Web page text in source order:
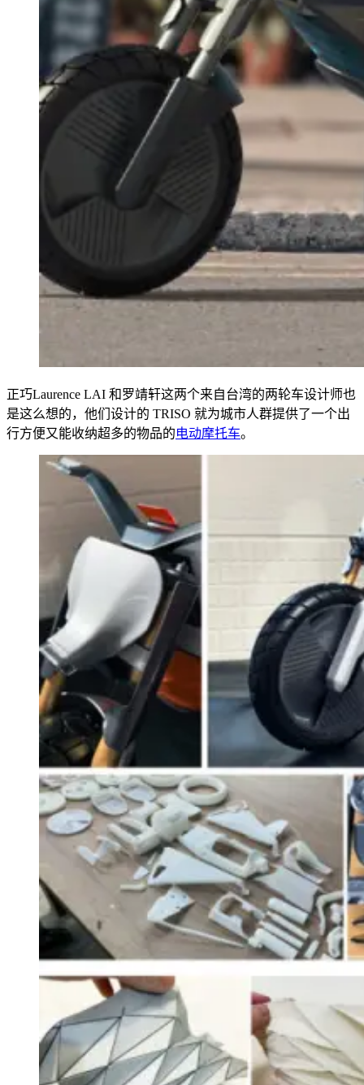
正巧Laurence LAI 和罗靖轩这两个来自台湾的两轮车设计师也
是这么想的，他们设计的 TRISO 就为城市人群提供了一个出
行方便又能收纳超多的物品的电动摩托车。